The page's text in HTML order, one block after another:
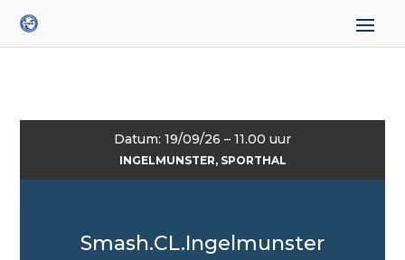
Datum: 19/09/26 – 11.00 uur
INGELMUNSTER, SPORTHAL
Smash.CL.Ingelmunster